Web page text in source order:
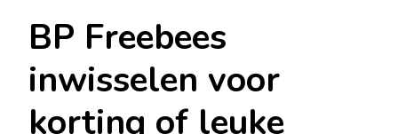
BP Freebees
inwisselen voor
korting of leuke